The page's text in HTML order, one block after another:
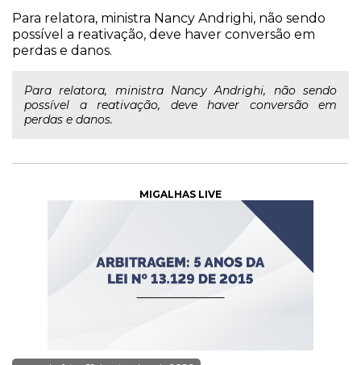
Para relatora, ministra Nancy Andrighi, não sendo
possível a reativação, deve haver conversão em
perdas e danos.
Para relatora, ministra Nancy Andrighi, não sendo
possível a reativação, deve haver conversão em
perdas e danos.
MIGALHAS LIVE